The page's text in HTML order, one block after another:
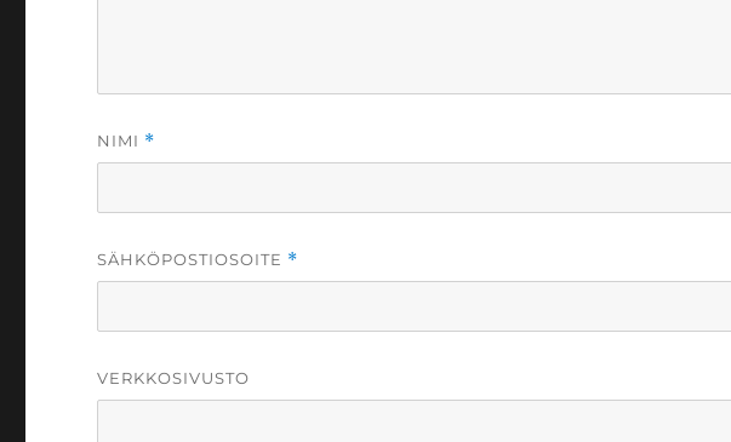
NIMI *
SÄHKÖPOSTIOSOITE *
VERKKOSIVUSTO